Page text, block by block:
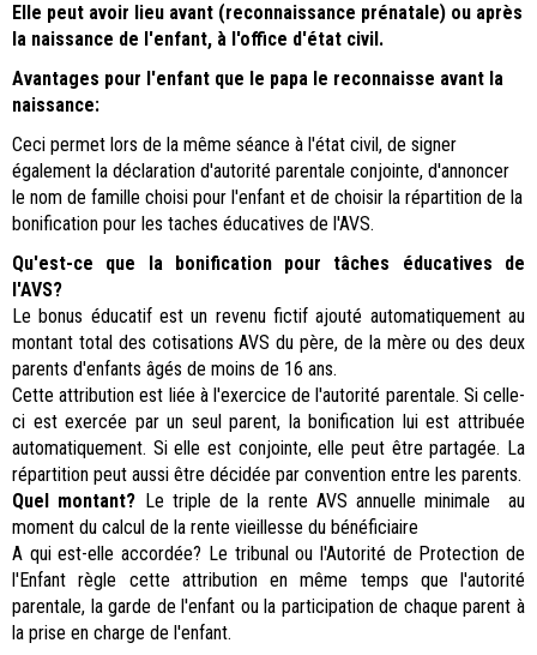
Elle peut avoir lieu avant (reconnaissance prénatale) ou après
la naissance de l'enfant, à l'office d'état civil.
Avantages pour l'enfant que le papa le reconnaisse avant la
naissance:
Ceci permet lors de la même séance à l'état civil, de signer
également la déclaration d'autorité parentale conjointe, d'annoncer
le nom de famille choisi pour l'enfant et de choisir la répartition de la
bonification pour les taches éducatives de l'AVS.
Qu'est-ce que la bonification pour tâches éducatives de
l'AVS?
Le bonus éducatif est un revenu fictif ajouté automatiquement au
montant total des cotisations AVS du père, de la mère ou des deux
parents d'enfants âgés de moins de 16 ans.
Cette attribution est liée à l'exercice de l'autorité parentale. Si celle-
ci est exercée par un seul parent, la bonification lui est attribuée
automatiquement. Si elle est conjointe, elle peut être partagée. La
répartition peut aussi être décidée par convention entre les parents.
Quel montant? Le triple de la rente AVS annuelle minimale au
moment du calcul de la rente vieillesse du bénéficiaire
A qui est-elle accordée? Le tribunal ou l'Autorité de Protection de
l'Enfant règle cette attribution en même temps que l'autorité
parentale, la garde de l'enfant ou la participation de chaque parent à
la prise en charge de l'enfant.